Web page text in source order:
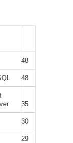
48
48
35
30
29